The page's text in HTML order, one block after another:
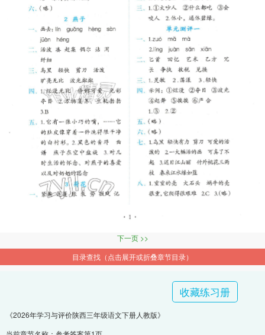
下一页 >>
目录查找（点击展开或折叠章节目录）
收藏练习册
《2026年学习与评价陕西三年级语文下册人教版》